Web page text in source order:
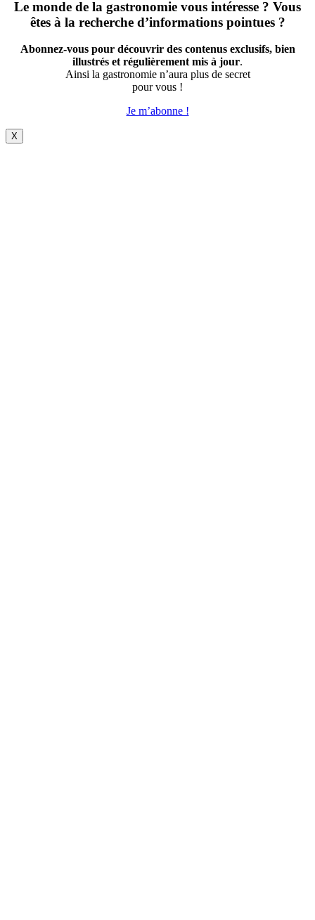
Le monde de la gastronomie vous intéresse ? Vous
êtes à la recherche d’informations pointues ?
Abonnez-vous pour découvrir des contenus exclusifs, bien
illustrés et régulièrement mis à jour.
Ainsi la gastronomie n’aura plus de secret
pour vous !
Je m’abonne !
X